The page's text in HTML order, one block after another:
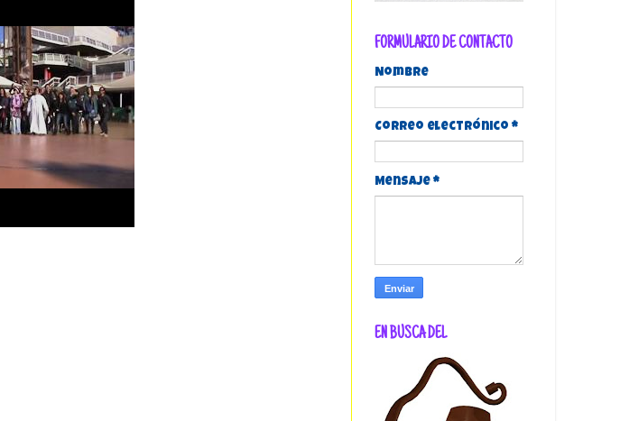
FORMULARIO DE CONTACTO
Nombre
Correo electrónico *
Mensaje *
EN BUSCA DEL